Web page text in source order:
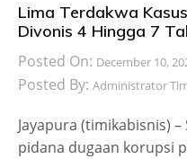
Lima Terdakwa
Divonis 4 Hingga 7
Posted On: December 10,
Posted By: Administrator
Jayapura (timikabisnis)
pidana dugaan korupsi